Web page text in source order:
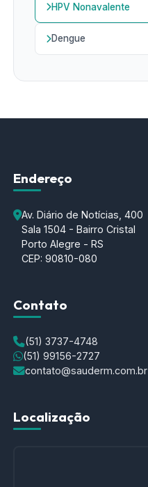
HPV Nonavalente
Dengue
Endereço
Av. Diário de Notícias, 400
Sala 1504 - Bairro Cristal
Porto Alegre - RS
CEP: 90810-080
Contato
(51) 3737-4748
(51) 99156-2727
contato@sauderm.com.br
Localização